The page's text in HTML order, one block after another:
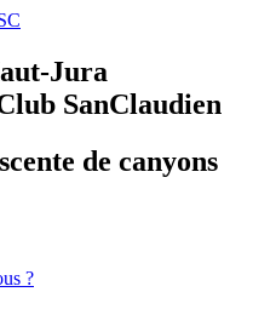
Jura
SanClaudien
de canyons
?